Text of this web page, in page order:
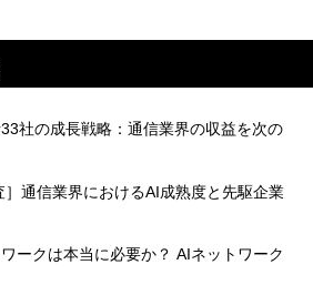
社の成長戦略：通信業界の収益を次の
］通信業界におけるAI成熟度と先駆企業
ークは本当に必要か？ AIネットワーク